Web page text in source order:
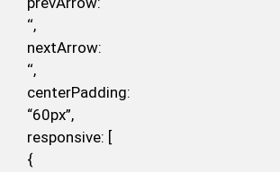
‘‘,
nextArrow:
‘‘,
centerPadding:
“60px”,
responsive: [
{